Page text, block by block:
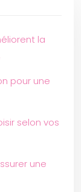
la
pour une
selon vos
une